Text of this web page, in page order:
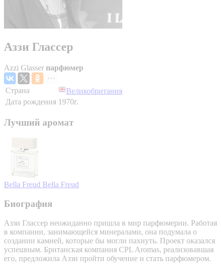
Аззи Глассер
Azzi Glasser парфюмер
Страна
Великобритания
Дата рождения 1970г.
Лучший аромат
Bella Freud Bella Freud
Биография
Аззи Глассер неожиданно пришла в мир парфюмерии. Работая
в компании, занимающейся минералами, она подумала о
создании камней, которые бы могли пахнуть. Проект оказался
успешным. Британская компания CPL Aromas, реализовавшая
его, предложила Аззи пройти обучение и стать парфюмером.